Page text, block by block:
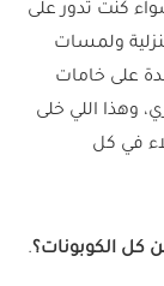
كنت تدور على
ولمسات
على خامات
وهذا اللي خلى
في كل
الكوبونات؟.